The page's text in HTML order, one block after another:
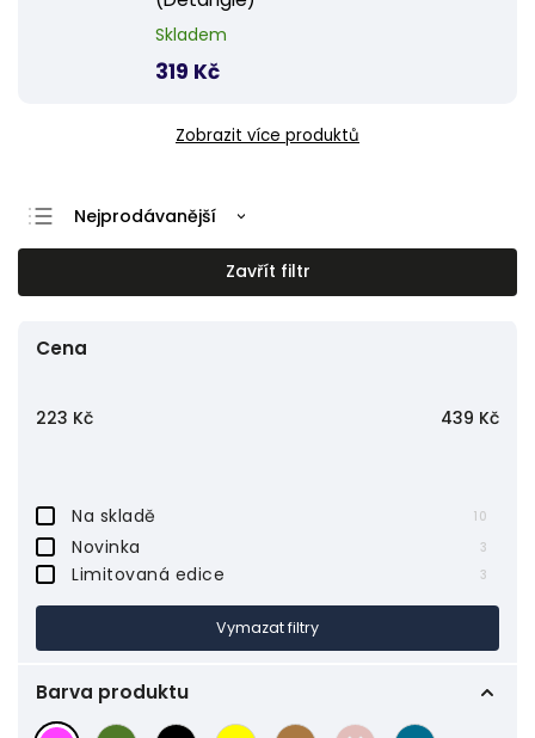
Skladem
319 Kč
Zobrazit více produktů
Nejprodávanější
Nejlevnější
Nejdražší
Zavřít filtr
Cena
223 Kč 439 Kč
Na skladě 10
Novinka 3
Limitovaná edice 3
Barva produktu
Vymazat filtry